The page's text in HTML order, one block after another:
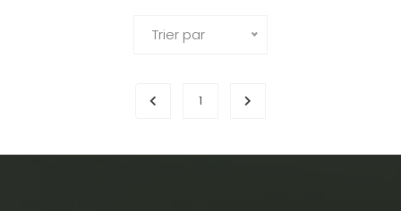
Trier par
1